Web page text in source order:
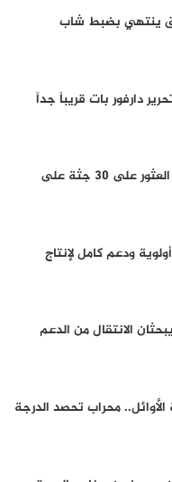
ينتهي بضبط شاب
دارفور بات قريباً جداً
شهود يكشفون تفاصيل العثور على 30 جثة على
ودعم كامل لإنتاج
الانتقال من الدعم
محراب تحصد الدرجة